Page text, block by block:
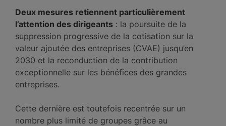
Deux mesures retiennent particulièrement
l’attention des dirigeants : la poursuite de la
suppression progressive de la cotisation sur la
valeur ajoutée des entreprises (CVAE) jusqu’en
2030 et la reconduction de la contribution
exceptionnelle sur les bénéfices des grandes
entreprises.
Cette dernière est toutefois recentrée sur un
nombre plus limité de groupes grâce au